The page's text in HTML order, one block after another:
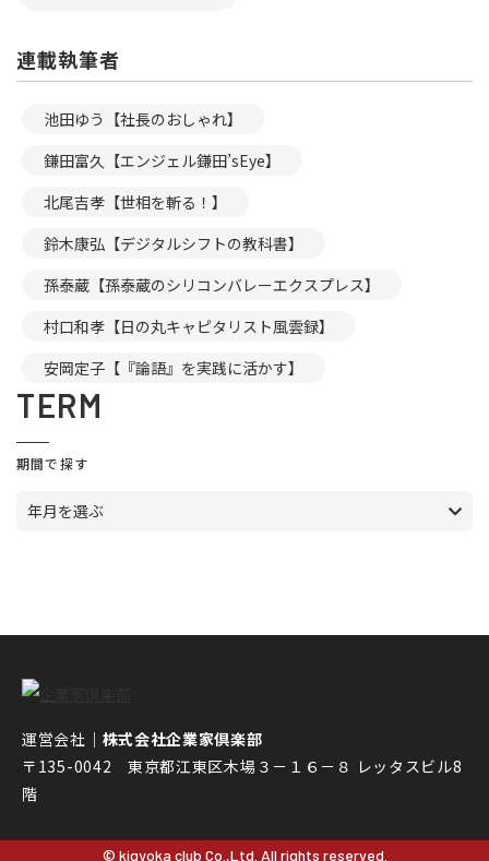
連載執筆者
池田ゆう【社長のおしゃれ】
鎌田富久【エンジェル鎌田’sEye】
北尾吉孝【世相を斬る！】
鈴木康弘【デジタルシフトの教科書】
孫泰蔵【孫泰蔵のシリコンバレーエクスプレス】
村口和孝【日の丸キャピタリスト風雲録】
安岡定子【『論語』を実践に活かす】
TERM
期間で探す
年月を選ぶ
運営会社｜ 株式会社企業家倶楽部
〒135-0042 東京都江東区木場３－１６－８ レッタスビル8
階
© kigyoka club Co.,Ltd. All rights reserved.